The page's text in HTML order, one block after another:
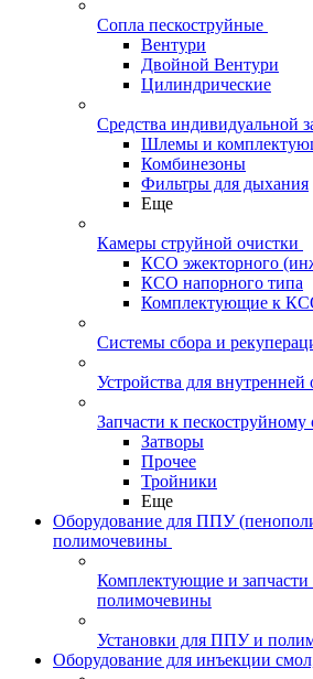
Сопла пескоструйные
Вентури
Двойной Вентури
Цилиндрические
Средства индивидуальной
Шлемы и
Комбинезоны
Фильтры для дыхания
Еще
Камеры струйной очистки
КСО эжекторного
КСО напорного типа
Комплектующие к
Системы сбора и
Устройства для внутренней
Запчасти к
Затворы
Прочее
Тройники
Еще
Оборудование для ППУ
полимочевины
Комплектующие и
полимочевины
Установки для ППУ и
Оборудование для инъекции